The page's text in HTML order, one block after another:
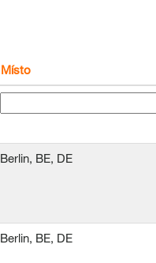
Místo
Berlin, BE, DE
Berlin, BE, DE